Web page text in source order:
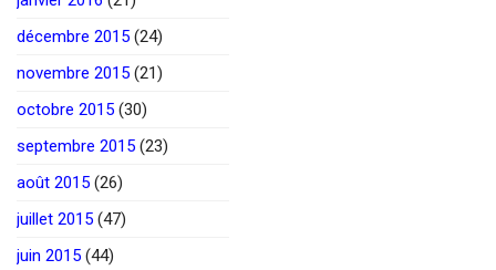
décembre 2015 (24)
novembre 2015 (21)
octobre 2015 (30)
septembre 2015 (23)
août 2015 (26)
juillet 2015 (47)
juin 2015 (44)